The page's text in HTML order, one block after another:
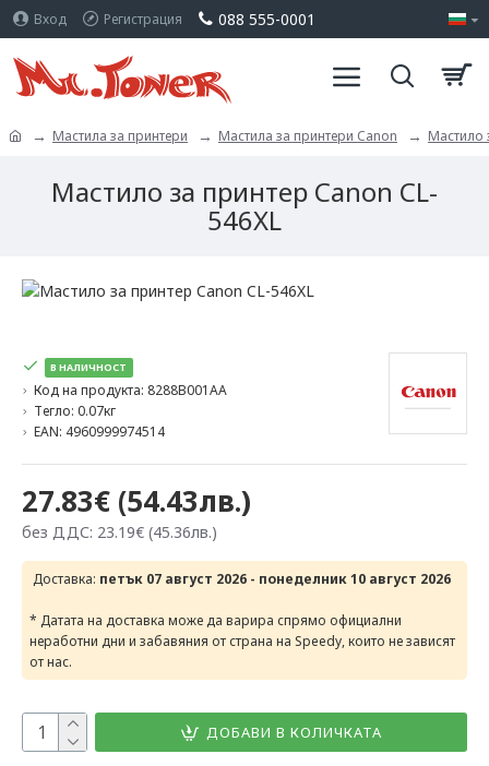
Вход Регистрация 088 555-0001
Мастила за принтери Мастила за принтери Canon Мастило
Мастило за принтер Canon CL-
546XL
27.83€ (54.43лв.)
без ДДС: 23.19€ (45.36лв.)
В НАЛИЧНОСТ
Код на продукта: 8288B001AA
Тегло: 0.07кг
EAN: 4960999974514
Доставка: петък 07 август 2026 - понеделник 10 август 2026
* Датата на доставка може да варира спрямо официални
неработни дни и забавяния от страна на Speedy, които не зависят
от нас.
ДОБАВИ В КОЛИЧКАТА